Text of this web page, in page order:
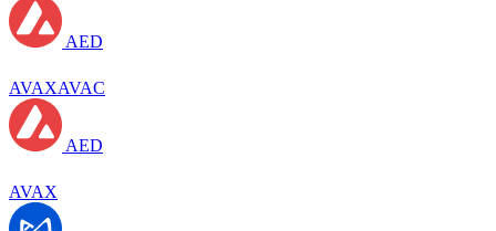
AED
AVAXAVAC
AED
AVAX